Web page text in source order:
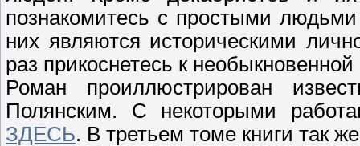
познакомитесь с простыми
них являются историческими
раз прикоснетесь к
Роман проиллюстрирован
Полянским. С некоторыми
ЗДЕСЬ. В третьем томе книги так